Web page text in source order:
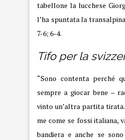
tabellone la lucchese
l’ha spuntata la
7-6; 6-4.
Tifo per la
“Sono contenta perché
sempre a giocar bene –
vinto un’altra partita
me come se fossi italiana,
bandiera e anche se